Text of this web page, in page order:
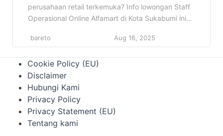
perusahaan retail terkemuka? Info lowongan Staff
Operasional Online Alfamart di Kota Sukabumi ini
akan bahas tuntas tentang lowongan kerja Staff
dari profil perusahaan, detail pekerjaan, kualifikasi
yang dibutuhkan, sampai prospek karir […]
bareto Aug 16, 2025
Cookie Policy (EU)
Disclaimer
Hubungi Kami
Privacy Policy
Privacy Statement (EU)
Tentang kami